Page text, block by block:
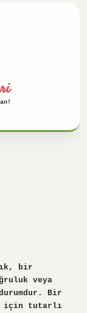
bir
veya
Bir
için tutarlı